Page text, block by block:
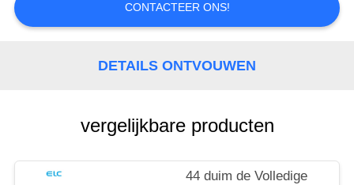
PRIVACYBELEID
CONTACTEER ONS!
DETAILS ONTVOUWEN
vergelijkbare producten
44 duim de Volledige